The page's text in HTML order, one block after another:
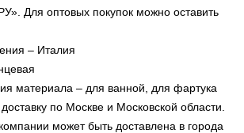
Для оптовых покупок можно оставить
– Италия
материала – для ванной, для фартука
по Москве и Московской области.
может быть доставлена в города